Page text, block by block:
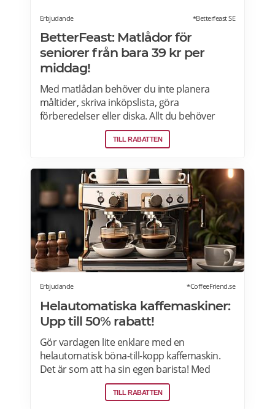
Erbjudande *Betterfeast SE
BetterFeast: Matlådor för
seniorer från bara 39 kr per
middag!
Med matlådan behöver du inte planera
måltider, skriva inköpslista, göra
förberedelser eller diska. Allt du behöver
göra är att värma maten och så är det
färdigt för servering! Betterfeast handlar,
matlådor är tillagade med omsorg av
professionella kockar. Våra favoriträtter är
Vikingagryta, Pasta med kyckling och Tarte
flambée med crème fraiche, bacon och lök.
Läs mer om rabatter på din första matlåda
hos Betterfeast här.
TILL RABATTEN
Erbjudande *CoffeeFriend.se
Helautomatiska kaffemaskiner:
Upp till 50% rabatt!
Gör vardagen lite enklare med en
helautomatisk böna-till-kopp kaffemaskin.
Det är som att ha sin egen barista! Med
kaffemaskiner har du möjlighet att finjustera
styrka, temperatur, arominställning
TILL RABATTEN